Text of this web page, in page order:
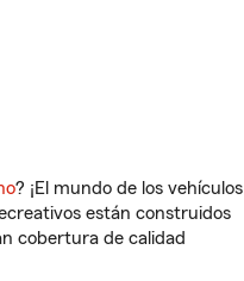
? ¡El mundo de los vehículos
están construidos
cobertura de calidad